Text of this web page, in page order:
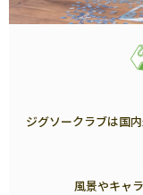
ジグソークラブは国
風景やキャ